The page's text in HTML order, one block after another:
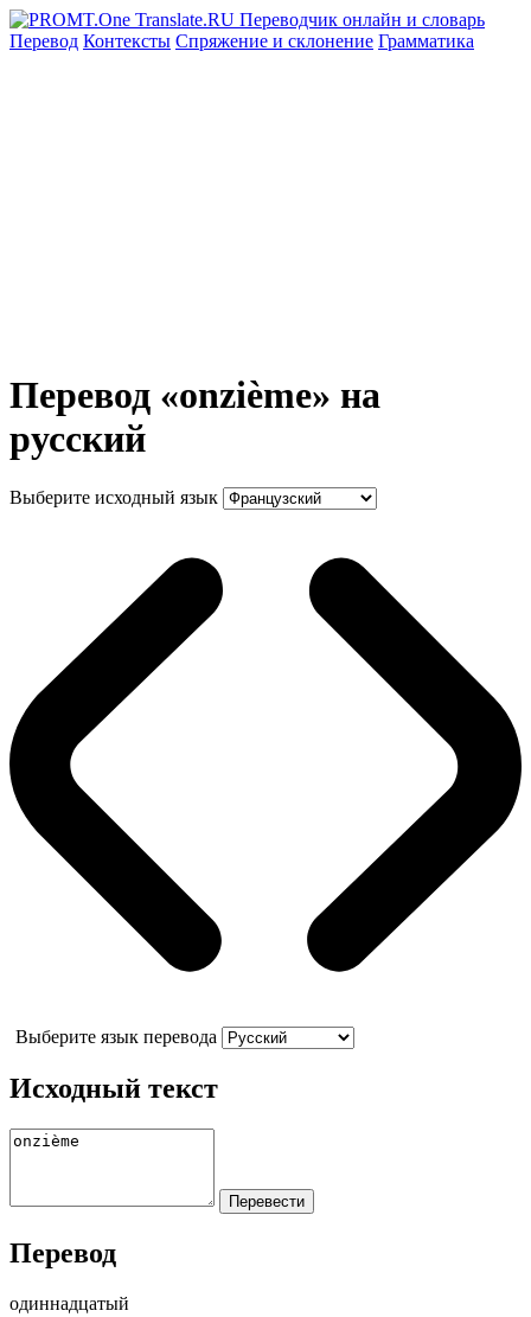
Перевод Контексты Спряжение и склонение Грамматика
Перевод «onzième» на
русский
Выберите исходный язык
Выберите язык перевода
Исходный текст
Перевод
одиннадцатый